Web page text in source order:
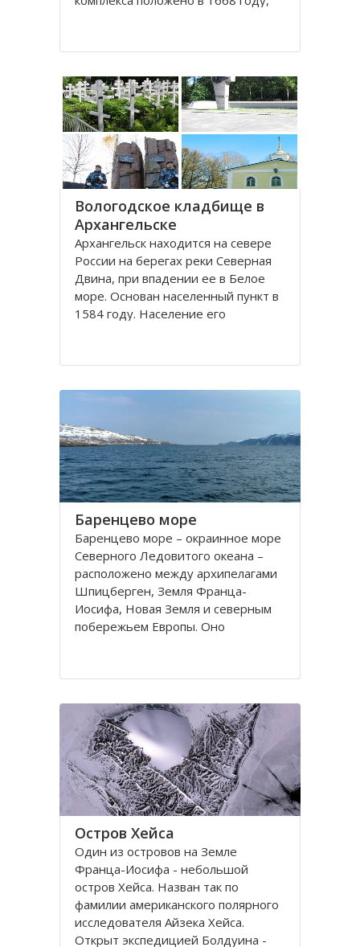
себе две функции: торговую и
Архангельск на тот момент являлся
крупным
Вологодское кладбище в
Архангельске
Архангельск находится на севере
России на берегах реки Северная
Двина, при впадении ее в Белое
море. Основан населенный пункт в
1584 году. Население его
порт. На территории города, в
расположено Вологодское
Баренцево море
Баренцево море – окраинное море
Северного Ледовитого океана –
расположено между архипелагами
Шпицберген, Земля Франца-
Иосифа, Новая Земля и северным
побережьем Европы. Оно
поверхности составляет 1424
Вмещает 282
Остров Хейса
Один из островов на Земле
Франца-Иосифа - небольшой
остров Хейса. Назван так по
фамилии американского полярного
исследователя Айзека Хейса.
Открыт экспедицией Болдуина -